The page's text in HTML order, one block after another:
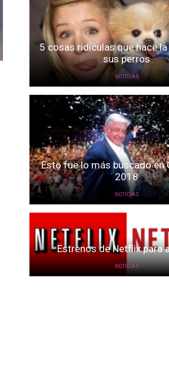
5 cosas ridículas que hace
sus perros
NOTICIAS
Esto fue lo más buscado en
2018
NOTICIAS
Estrenos de Netflix para
NOTICIAS